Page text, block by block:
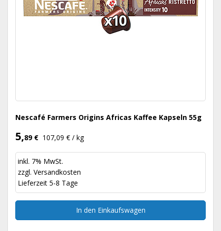
Nescafé Farmers Origins Africas Kaffee Kapseln 55g
5,89 € 107,09 € / kg
inkl. 7% MwSt.
zzgl. Versandkosten
Lieferzeit 5-8 Tage
In den Einkaufswagen